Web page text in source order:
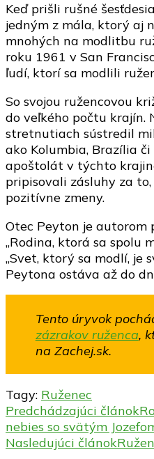
Keď prišli rušné
jedným z mála, ktorý aj
mnohých na modlitbu
roku 1961 v San
ľudí, ktorí sa modlili
So svojou ružencovou
do veľkého počtu krajín.
stretnutiach sústredil
ako Kolumbia, Brazília
apoštolát v týchto
pripisovali zásluhy za
pozitívne zmeny.
Otec Peyton je autorom
„Rodina, ktorá sa spolu
„Svet, ktorý sa modlí, je
Peytona ostáva až do
Tento úryvok
zázrakov ruženca,
na Zachej.sk.
Tagy: Ruženec
Navigácia
v
Predchádzajúci článok
nebies so svätým
Nasledujúci článok